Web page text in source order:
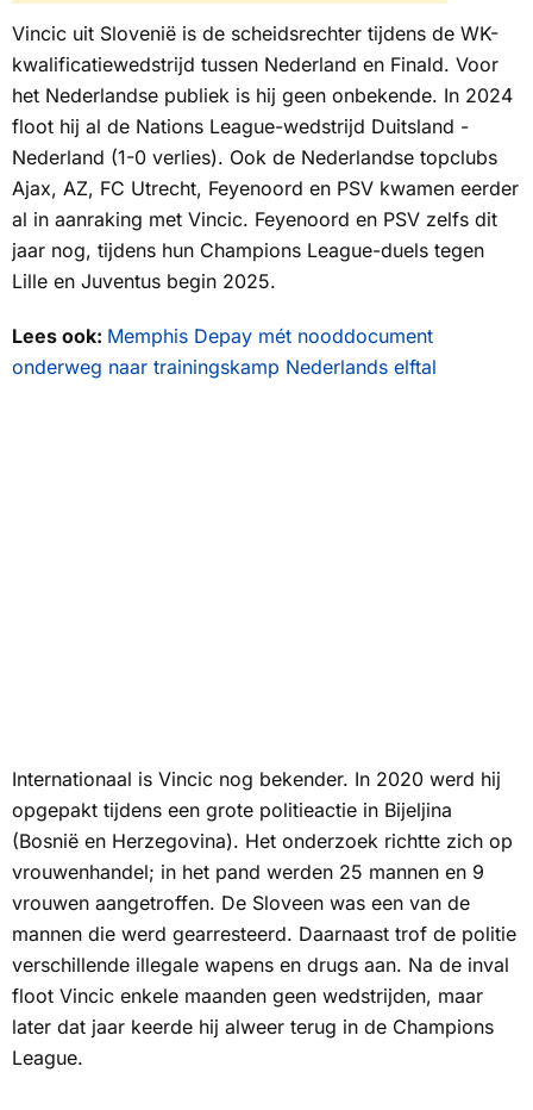
Vincic uit Slovenië is de scheidsrechter tijdens de WK-
kwalificatiewedstrijd tussen Nederland en Finald. Voor
het Nederlandse publiek is hij geen onbekende. In 2024
floot hij al de Nations League-wedstrijd Duitsland -
Nederland (1-0 verlies). Ook de Nederlandse topclubs
Ajax, AZ, FC Utrecht, Feyenoord en PSV kwamen eerder
al in aanraking met Vincic. Feyenoord en PSV zelfs dit
jaar nog, tijdens hun Champions League-duels tegen
Lille en Juventus begin 2025.
Lees ook: Memphis Depay mét nooddocument
onderweg naar trainingskamp Nederlands elftal
Internationaal is Vincic nog bekender. In 2020 werd hij
opgepakt tijdens een grote politieactie in Bijeljina
(Bosnië en Herzegovina). Het onderzoek richtte zich op
vrouwenhandel; in het pand werden 25 mannen en 9
vrouwen aangetroffen. De Sloveen was een van de
mannen die werd gearresteerd. Daarnaast trof de politie
verschillende illegale wapens en drugs aan. Na de inval
floot Vincic enkele maanden geen wedstrijden, maar
later dat jaar keerde hij alweer terug in de Champions
League.